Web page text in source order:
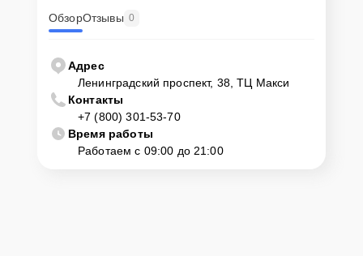
ОбзорОтзывы 0
Адрес
Ленинградский проспект, 38, ТЦ Макси
Контакты
+7 (800) 301-53-70
Время работы
Работаем с 09:00 до 21:00